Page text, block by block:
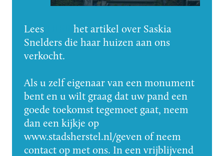
Lees
het artikel over Saskia
Snelders die haar huizen aan ons
verkocht.
Als u zelf eigenaar van een monument
bent en u wilt graag dat uw pand een
goede toekomst tegemoet gaat, neem
dan een kijkje op
www.stadsherstel.nl/geven of neem
contact op met ons. In een vrijblijvend